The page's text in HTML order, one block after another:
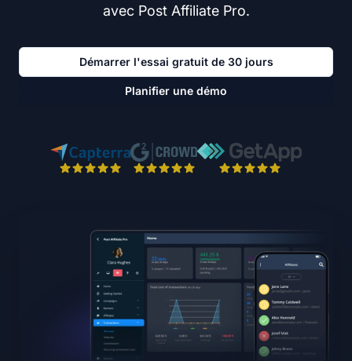
avec Post Affiliate Pro.
Démarrer l'essai gratuit de 30 jours
Planifier une démo